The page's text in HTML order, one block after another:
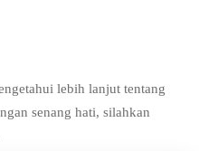
lebih lanjut tentang
senang hati, silahkan